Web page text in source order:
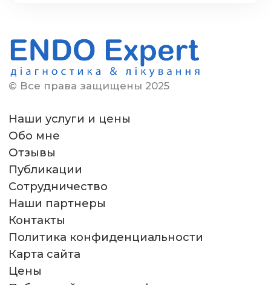
© Все права защищены 2025
Наши услуги и цены
Обо мне
Отзывы
Публикации
Сотрудничество
Наши партнеры
Контакты
Политика конфиденциальности
Карта сайта
Цены